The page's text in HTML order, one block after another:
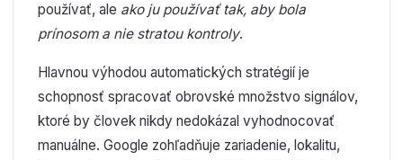
používať, ale ako ju používať tak, aby bola
prínosom a nie stratou kontroly.
Hlavnou výhodou automatických stratégií je
schopnosť spracovať obrovské množstvo signálov,
ktoré by človek nikdy nedokázal vyhodnocovať
manuálne. Google zohľadňuje zariadenie, lokalitu,